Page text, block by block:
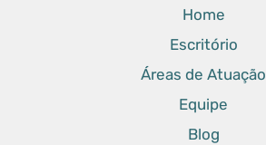
Home
Escritório
Áreas de Atuação
Equipe
Blog